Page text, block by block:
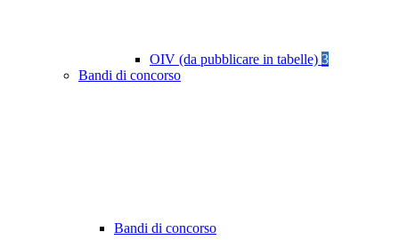
OIV (da pubblicare in tabelle) 3
Bandi di concorso
Bandi di concorso